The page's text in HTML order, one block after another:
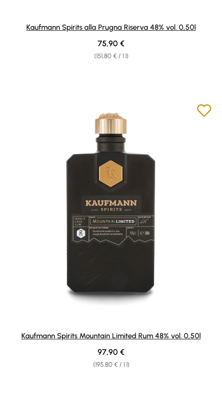
Kaufmann Spirits alla Prugna Riserva 48% vol. 0,50l
(151,80 € / 1 l)
Regular price:
75,90 €
Kaufmann Spirits Mountain Limited Rum 48% vol. 0,50l
(195,80 € / 1 l)
Regular price:
97,90 €